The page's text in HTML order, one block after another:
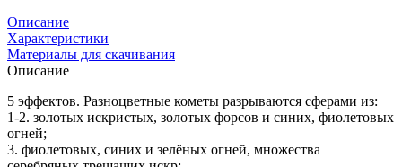
Описание
Характеристики
Материалы для скачивания
Описание
5 эффектов. Разноцветные кометы разрываются сферами из:
1-2. золотых искристых, золотых форсов и синих, фиолетовых
огней;
3. фиолетовых, синих и зелёных огней, множества